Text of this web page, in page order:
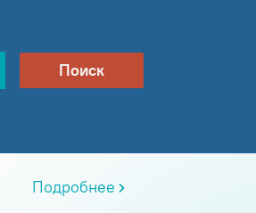
Поиск
Подробнее